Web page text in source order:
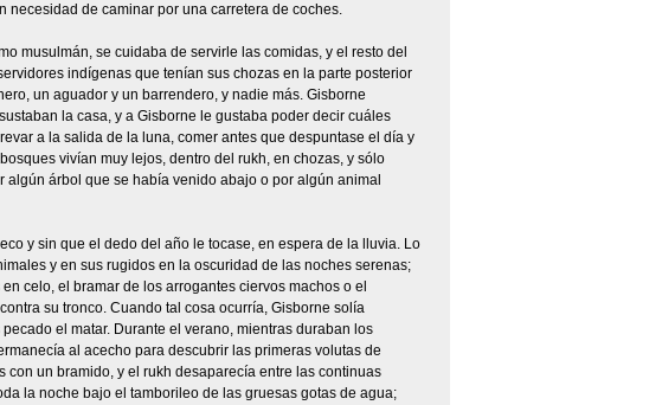
necesidad de caminar por una carretera de coches.
musulmán, se cuidaba de servirle las comidas, y el resto del
indígenas que tenían sus chozas en la parte posterior
un aguador y un barrendero, y nadie más. Gisborne
la casa, y a Gisborne le gustaba poder decir cuáles
a la salida de la luna, comer antes que despuntase el día y
vivían muy lejos, dentro del rukh, en chozas, y sólo
árbol que se había venido abajo o por algún animal
y sin que el dedo del año le tocase, en espera de la lluvia. Lo
y en sus rugidos en la oscuridad de las noches serenas;
celo, el bramar de los arrogantes ciervos machos o el
su tronco. Cuando tal cosa ocurría, Gisborne solía
el matar. Durante el verano, mientras duraban los
al acecho para descubrir las primeras volutas de
un bramido, y el rukh desaparecía entre las continuas
la noche bajo el tamborileo de las gruesas gotas de agua;